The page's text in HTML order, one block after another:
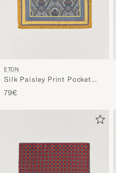
ETON
Silk Paisley Print Pocket
Square Yellow
79€